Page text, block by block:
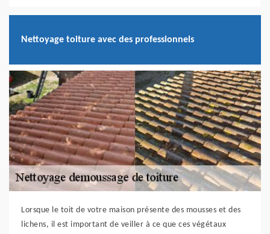
Nettoyage toiture avec des professionnels
Lorsque le toit de votre maison présente des mousses et des
lichens, il est important de veiller à ce que ces végétaux